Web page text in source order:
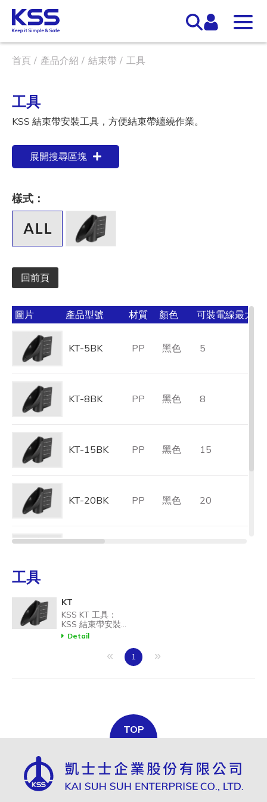
首頁 產品介紹 結束帶 工具
工具
KSS 結束帶安裝工具，方便結束帶纏繞作業。
展開搜尋區塊
樣式：
回前頁
圖片 產品型號 材質 顏色 可裝電線最大容
KT-5BK PP 黑色 5
KT-8BK PP 黑色 8
KT-15BK PP 黑色 15
KT-20BK PP 黑色 20
KT-32BK
工具
KT
KSS KT 工具：
KSS 結束帶安裝工
具，方便結束帶纏
Detail
« 1 »
TOP